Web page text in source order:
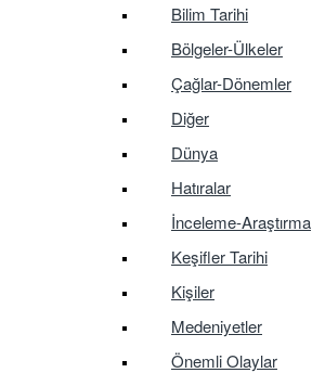
Bilim Tarihi
Bölgeler-Ülkeler
Çağlar-Dönemler
Diğer
Dünya
Hatıralar
İnceleme-Araştırma
Keşifler Tarihi
Kişiler
Medeniyetler
Önemli Olaylar